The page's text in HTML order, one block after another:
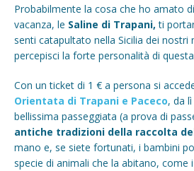
Probabilmente la cosa che ho amato
vacanza, le Saline di Trapani,ti
senti catapultato nella Sicilia dei nostri
percepisci la forte personalità di
Con un ticket di 1 € a persona si
Orientata di Trapani e Paceco, da
bellissima passeggiata (a prova di
antiche tradizioni della raccolta
mano e, se siete fortunati, i bambini
specie di animali che la abitano, come i